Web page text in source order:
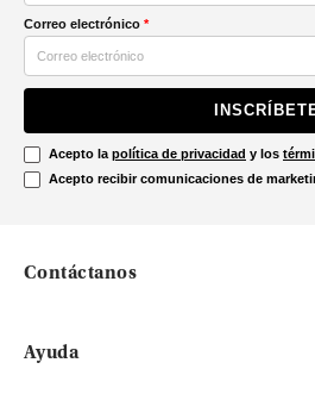
Correo electrónico *
Acepto la política de privacidad y los
Acepto recibir comunicaciones de
Contáctanos
Ayuda